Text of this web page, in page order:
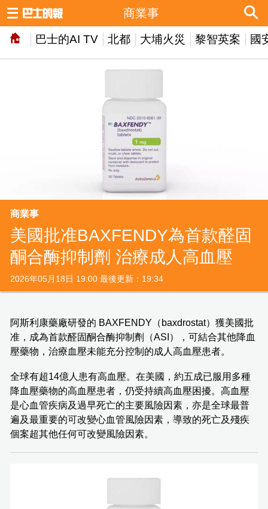
巴士的AI TV 北都 大埔火災 黎智英案 國
商業事
商業事
美國批准BAXFENDY為首款醛固
酮合酶抑制劑 治療成人高血壓
2026年05月18日 19:00 最後更新：19:34
阿斯利康藥廠研發的 BAXFENDY（baxdrostat）獲美國批
准，成為首款醛固酮合酶抑制劑（ASI），可結合其他降血
壓藥物，治療血壓未能充分控制的成人高血壓患者。
全球有超14億人患有高血壓。在美國，約五成已服用多種
降血壓藥物的高血壓患者，仍受持續高血壓困擾。高血壓
是心血管疾病及過早死亡的主要風險因素，亦是全球最普
遍及最重要的可改變心血管風險因素，導致的死亡及殘疾
個案超其他任何可改變風險因素。